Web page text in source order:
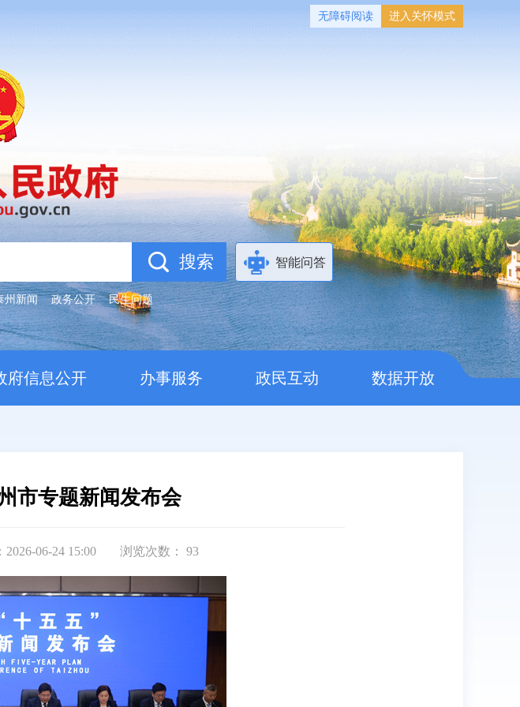
无障碍阅读 进入关怀模式
智能问答
州新闻 政务公开 民生问题
府信息公开 办事服务 政民互动 数据开放
市专题新闻发布会
06-24 15:00 浏览次数： 93